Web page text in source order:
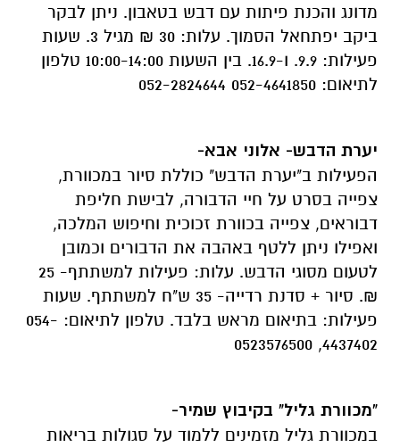
מדונג והכנת פיתות עם דבש בטאבון. ניתן לבקר
ביקב יפתחאל הסמוך. עלות: 30 ₪ מגיל 3. שעות
פעילות: 9.9. ו-16.9. בין השעות 10:00-14:00 טלפון
לתיאום: 052-4641850 052-2824644
יערת הדבש- אלוני אבא-
הפעילות ב"יערת הדבש" כוללת סיור במכוורת,
צפייה בסרט על חיי הדבורה, לבישת חליפת
דבוראים, צפייה בכוורת זכוכית וחיפוש המלכה,
ואפילו ניתן ללטף באהבה את הדבורים וכמובן
לטעום מסוגי הדבש. עלות: פעילות למשתתף- 25
₪. סיור + סדנת רדייה- 35 ש"ח למשתתף. שעות
פעילות: בתיאום מראש בלבד. טלפון לתיאום: 054-
4437402, 0523576500
"מכוורת גליל" בקיבוץ שמיר-
במכוורת גליל מזמינים ללמוד על סגולות בריאות